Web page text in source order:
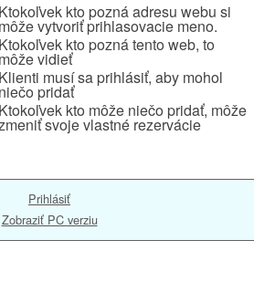
Ktokoľvek kto pozná adresu webu si
môže vytvoriť prihlasovacie meno.
Ktokoľvek kto pozná tento web, to
môže vidieť
Klienti musí sa prihlásiť, aby mohol
niečo pridať
Ktokoľvek kto môže niečo pridať, môže
svoje vlastné rezervácie
Prihlásiť
Zobraziť PC verziu